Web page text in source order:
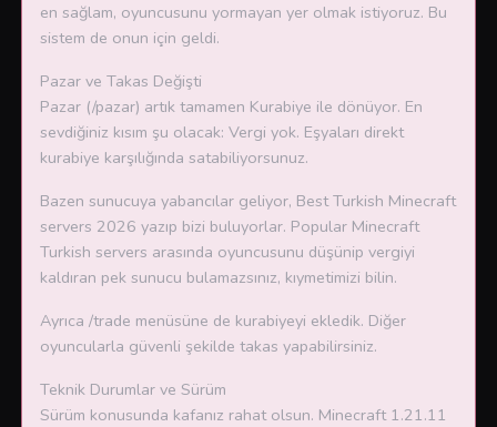
en sağlam, oyuncusunu yormayan yer olmak istiyoruz. Bu
sistem de onun için geldi.
Pazar ve Takas Değişti
Pazar (/pazar) artık tamamen Kurabiye ile dönüyor. En
sevdiğiniz kısım şu olacak: Vergi yok. Eşyaları direkt
kurabiye karşılığında satabiliyorsunuz.
Bazen sunucuya yabancılar geliyor, Best Turkish Minecraft
servers 2026 yazıp bizi buluyorlar. Popular Minecraft
Turkish servers arasında oyuncusunu düşünip vergiyi
kaldıran pek sunucu bulamazsınız, kıymetimizi bilin.
Ayrıca /trade menüsüne de kurabiyeyi ekledik. Diğer
oyuncularla güvenli şekilde takas yapabilirsiniz.
Teknik Durumlar ve Sürüm
Sürüm konusunda kafanız rahat olsun. Minecraft 1.21.11